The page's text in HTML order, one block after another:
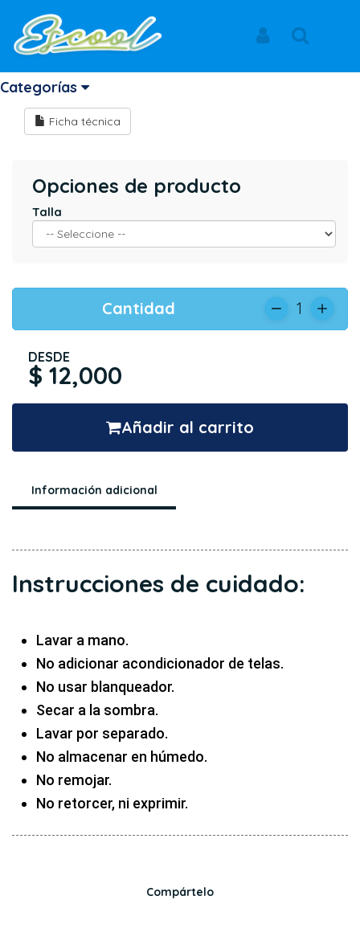
Categorías
Productos
NEWPORT
MEDIAS
Ficha técnica
Opciones de producto
Talla
Cantidad 1
DESDE
$ 12,000
Añadir al carrito
Información adicional
Instrucciones de cuidado:
Lavar a mano.
No adicionar acondicionador de telas.
No usar blanqueador.
Secar a la sombra.
Lavar por separado.
No almacenar en húmedo.
No remojar.
No retorcer, ni exprimir.
Compártelo